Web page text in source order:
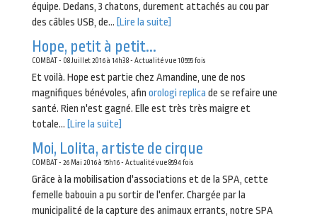
équipe. Dedans, 3 chatons, durement attachés au cou par
des câbles USB, de... [Lire la suite]
Hope, petit à petit...
COMBAT - 08 Juillet 2016 à 14h38 - Actualité vue 10555 fois
Et voilà. Hope est partie chez Amandine, une de nos
magnifiques bénévoles, afin orologi replica de se refaire une
santé. Rien n'est gagné. Elle est très très maigre et
totale... [Lire la suite]
Moi, Lolita, artiste de cirque
COMBAT - 26 Mai 2016 à 15h16 - Actualité vue 8594 fois
Grâce à la mobilisation d'associations et de la SPA, cette
femelle babouin a pu sortir de l'enfer. Chargée par la
municipalité de la capture des animaux errants, notre SPA